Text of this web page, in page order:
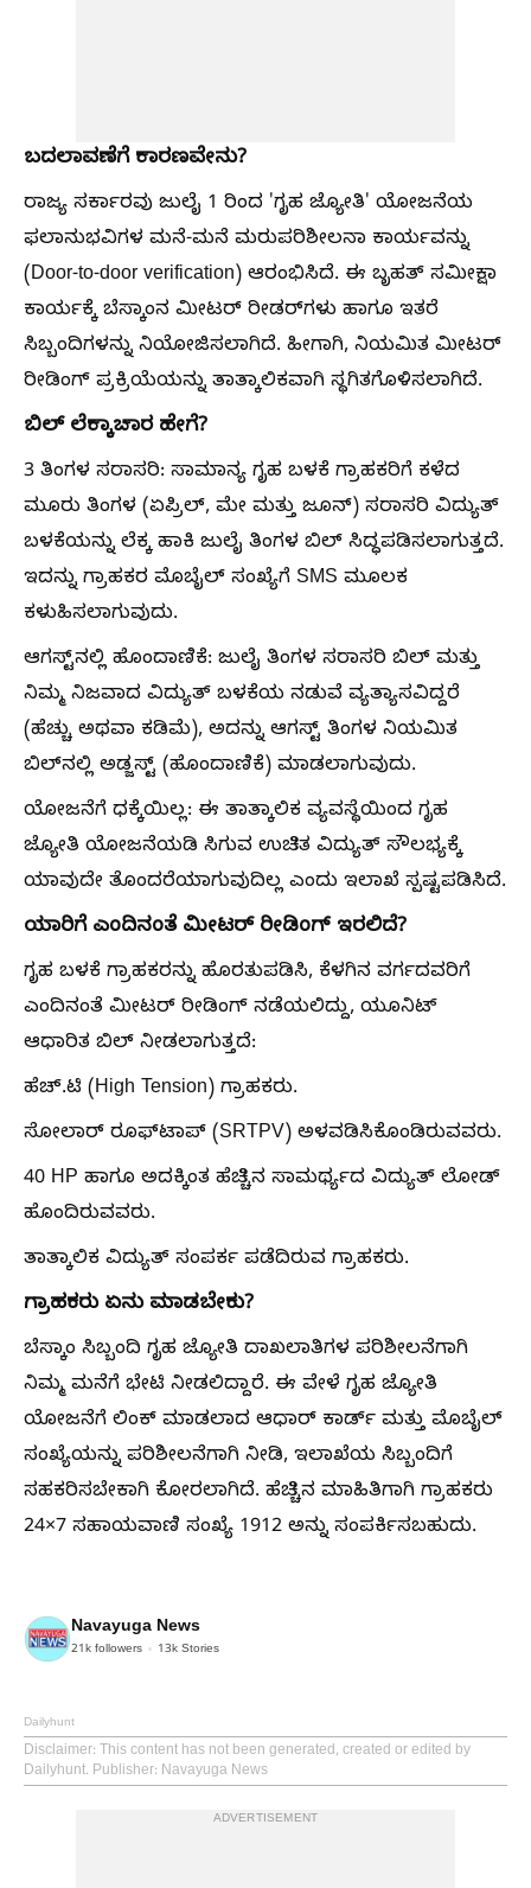
ಬದಲಾವಣೆಗೆ ಕಾರಣವೇನು?
ರಾಜ್ಯ ಸರ್ಕಾರವು ಜುಲೈ 1 ರಿಂದ 'ಗೃಹ ಜ್ಯೋತಿ' ಯೋಜನೆಯ
ಫಲಾನುಭವಿಗಳ ಮನೆ-ಮನೆ ಮರುಪರಿಶೀಲನಾ ಕಾರ್ಯವನ್ನು
(Door-to-door verification) ಆರಂಭಿಸಿದೆ. ಈ ಬೃಹತ್ ಸಮೀಕ್ಷಾ
ಕಾರ್ಯಕ್ಕೆ ಬೆಸ್ಕಾಂನ ಮೀಟರ್ ರೀಡರ್‌ಗಳು ಹಾಗೂ ಇತರೆ
ಸಿಬ್ಬಂದಿಗಳನ್ನು ನಿಯೋಜಿಸಲಾಗಿದೆ. ಹೀಗಾಗಿ, ನಿಯಮಿತ ಮೀಟರ್
ರೀಡಿಂಗ್ ಪ್ರಕ್ರಿಯೆಯನ್ನು ತಾತ್ಕಾಲಿಕವಾಗಿ ಸ್ಥಗಿತಗೊಳಿಸಲಾಗಿದೆ.
ಬಿಲ್ ಲೆಕ್ಕಾಚಾರ ಹೇಗೆ?
3 ತಿಂಗಳ ಸರಾಸರಿ: ಸಾಮಾನ್ಯ ಗೃಹ ಬಳಕೆ ಗ್ರಾಹಕರಿಗೆ ಕಳೆದ
ಮೂರು ತಿಂಗಳ (ಏಪ್ರಿಲ್, ಮೇ ಮತ್ತು ಜೂನ್) ಸರಾಸರಿ ವಿದ್ಯುತ್
ಬಳಕೆಯನ್ನು ಲೆಕ್ಕ ಹಾಕಿ ಜುಲೈ ತಿಂಗಳ ಬಿಲ್ ಸಿದ್ಧಪಡಿಸಲಾಗುತ್ತದೆ.
ಇದನ್ನು ಗ್ರಾಹಕರ ಮೊಬೈಲ್ ಸಂಖ್ಯೆಗೆ SMS ಮೂಲಕ
ಕಳುಹಿಸಲಾಗುವುದು.
ಆಗಸ್ಟ್‌ನಲ್ಲಿ ಹೊಂದಾಣಿಕೆ: ಜುಲೈ ತಿಂಗಳ ಸರಾಸರಿ ಬಿಲ್ ಮತ್ತು
ನಿಮ್ಮ ನಿಜವಾದ ವಿದ್ಯುತ್ ಬಳಕೆಯ ನಡುವೆ ವ್ಯತ್ಯಾಸವಿದ್ದರೆ
(ಹೆಚ್ಚು ಅಥವಾ ಕಡಿಮೆ), ಅದನ್ನು ಆಗಸ್ಟ್ ತಿಂಗಳ ನಿಯಮಿತ
ಬಿಲ್‌ನಲ್ಲಿ ಅಡ್ಜಸ್ಟ್ (ಹೊಂದಾಣಿಕೆ) ಮಾಡಲಾಗುವುದು.
ಯೋಜನೆಗೆ ಧಕ್ಕೆಯಿಲ್ಲ: ಈ ತಾತ್ಕಾಲಿಕ ವ್ಯವಸ್ಥೆಯಿಂದ ಗೃಹ
ಜ್ಯೋತಿ ಯೋಜನೆಯಡಿ ಸಿಗುವ ಉಚಿತ ವಿದ್ಯುತ್ ಸೌಲಭ್ಯಕ್ಕೆ
ಯಾವುದೇ ತೊಂದರೆಯಾಗುವುದಿಲ್ಲ ಎಂದು ಇಲಾಖೆ ಸ್ಪಷ್ಟಪಡಿಸಿದೆ.
ಯಾರಿಗೆ ಎಂದಿನಂತೆ ಮೀಟರ್ ರೀಡಿಂಗ್ ಇರಲಿದೆ?
ಗೃಹ ಬಳಕೆ ಗ್ರಾಹಕರನ್ನು ಹೊರತುಪಡಿಸಿ, ಕೆಳಗಿನ ವರ್ಗದವರಿಗೆ
ಎಂದಿನಂತೆ ಮೀಟರ್ ರೀಡಿಂಗ್ ನಡೆಯಲಿದ್ದು, ಯೂನಿಟ್
ಆಧಾರಿತ ಬಿಲ್ ನೀಡಲಾಗುತ್ತದೆ:
ಹೆಚ್.ಟಿ (High Tension) ಗ್ರಾಹಕರು.
ಸೋಲಾರ್ ರೂಫ್‌ಟಾಪ್ (SRTPV) ಅಳವಡಿಸಿಕೊಂಡಿರುವವರು.
40 HP ಹಾಗೂ ಅದಕ್ಕಿಂತ ಹೆಚ್ಚಿನ ಸಾಮರ್ಥ್ಯದ ವಿದ್ಯುತ್ ಲೋಡ್
ಹೊಂದಿರುವವರು.
ತಾತ್ಕಾಲಿಕ ವಿದ್ಯುತ್ ಸಂಪರ್ಕ ಪಡೆದಿರುವ ಗ್ರಾಹಕರು.
ಗ್ರಾಹಕರು ಏನು ಮಾಡಬೇಕು?
ಬೆಸ್ಕಾಂ ಸಿಬ್ಬಂದಿ ಗೃಹ ಜ್ಯೋತಿ ದಾಖಲಾತಿಗಳ ಪರಿಶೀಲನೆಗಾಗಿ
ನಿಮ್ಮ ಮನೆಗೆ ಭೇಟಿ ನೀಡಲಿದ್ದಾರೆ. ಈ ವೇಳೆ ಗೃಹ ಜ್ಯೋತಿ
ಯೋಜನೆಗೆ ಲಿಂಕ್ ಮಾಡಲಾದ ಆಧಾರ್ ಕಾರ್ಡ್ ಮತ್ತು ಮೊಬೈಲ್
ಸಂಖ್ಯೆಯನ್ನು ಪರಿಶೀಲನೆಗಾಗಿ ನೀಡಿ, ಇಲಾಖೆಯ ಸಿಬ್ಬಂದಿಗೆ
ಸಹಕರಿಸಬೇಕಾಗಿ ಕೋರಲಾಗಿದೆ. ಹೆಚ್ಚಿನ ಮಾಹಿತಿಗಾಗಿ ಗ್ರಾಹಕರು
24×7 ಸಹಾಯವಾಣಿ ಸಂಖ್ಯೆ 1912 ಅನ್ನು ಸಂಪರ್ಕಿಸಬಹುದು.
Navayuga News
21k followers 13k Stories
Dailyhunt
Disclaimer: This content has not been generated, created or edited by
Dailyhunt. Publisher: Navayuga News
ADVERTISEMENT